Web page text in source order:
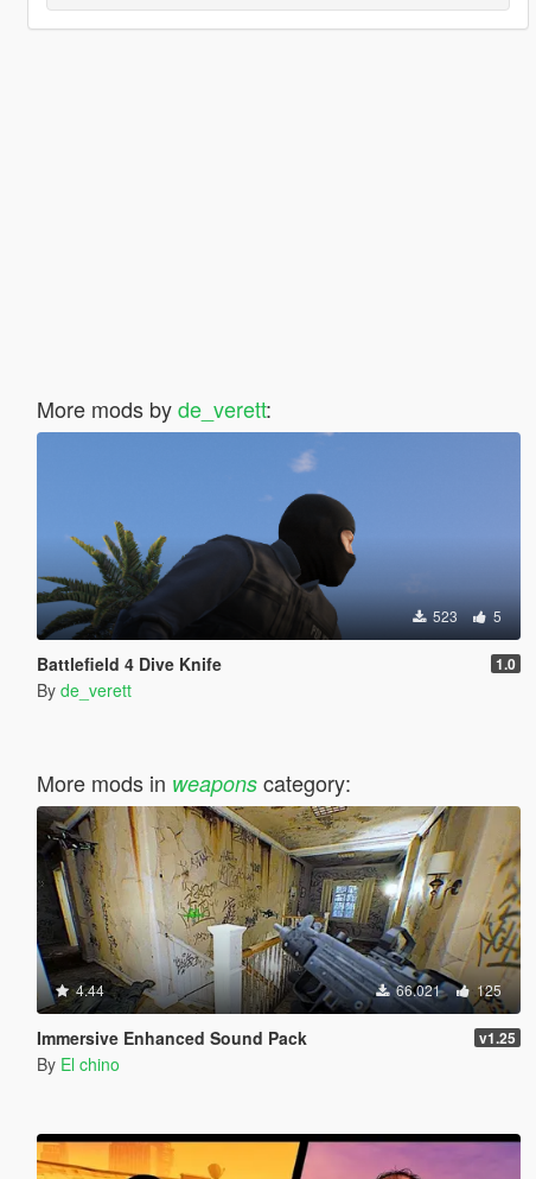
More mods byde_verett:
523 5
Battlefield 4 Dive Knife 1.0
By de_verett
More mods in weaponscategory:
4.44 66.021 125
Immersive Enhanced Sound Pack v1.25
By El chino